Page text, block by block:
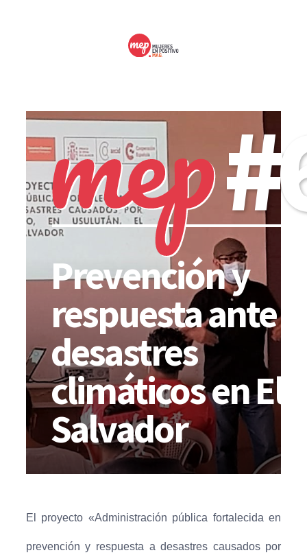
Prevención y
respuesta ante
desastres
climáticos en El
Salvador
El proyecto «Administración pública fortalecida en
prevención y respuesta a desastres causados por